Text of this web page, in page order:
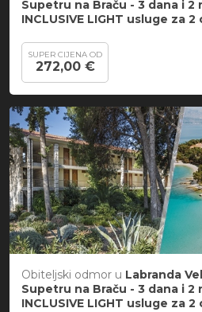
Supetru na Braču - 3 dana i 2
INCLUSIVE LIGHT usluge za
SUPER CIJENA OD
272,00 €
Obiteljski odmor u Labranda
Supetru na Braču - 3 dana i 2
INCLUSIVE LIGHT usluge za